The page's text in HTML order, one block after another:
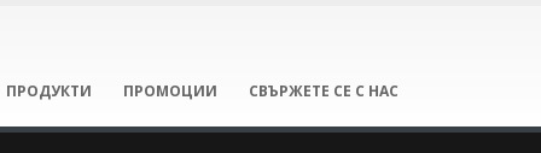
ПРОДУКТИ ПРОМОЦИИ СВЪРЖЕТЕ СЕ С НАС